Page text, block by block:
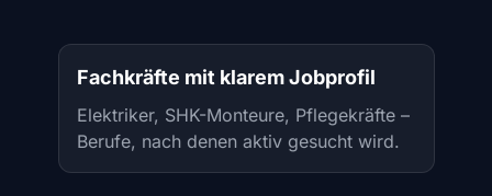
Fachkräfte mit klarem Jobprofil
Elektriker, SHK-Monteure, Pflegekräfte –
Berufe, nach denen aktiv gesucht wird.